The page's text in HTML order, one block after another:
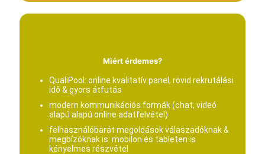
Miért érdemes?
QualiPool: online kvalitatív panel, rövid rekrutálási
idő & gyors átfutás
modern kommunikációs formák (chat, videó
alapú alapú online adatfelvétel)
felhasználóbarát megoldások válaszadóknak &
megbízóknak is: mobilon és tableten is
kényelmes részvétel